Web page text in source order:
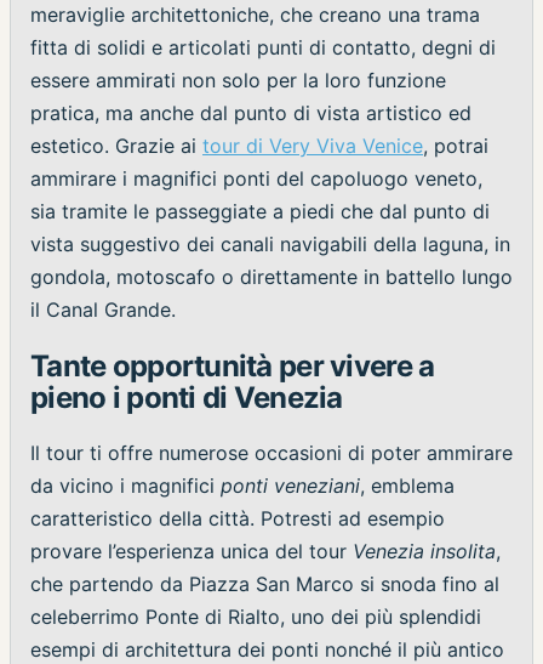
meraviglie architettoniche, che creano una trama
fitta di solidi e articolati punti di contatto, degni di
essere ammirati non solo per la loro funzione
pratica, ma anche dal punto di vista artistico ed
estetico. Grazie ai tour di Very Viva Venice, potrai
ammirare i magnifici ponti del capoluogo veneto,
sia tramite le passeggiate a piedi che dal punto di
vista suggestivo dei canali navigabili della laguna, in
gondola, motoscafo o direttamente in battello lungo
il Canal Grande.
Tante opportunità per vivere a
pieno i ponti di Venezia
Il tour ti offre numerose occasioni di poter ammirare
da vicino i magnifici ponti veneziani, emblema
caratteristico della città. Potresti ad esempio
provare l’esperienza unica del tour Venezia insolita,
che partendo da Piazza San Marco si snoda fino al
celeberrimo Ponte di Rialto, uno dei più splendidi
esempi di architettura dei ponti nonché il più antico